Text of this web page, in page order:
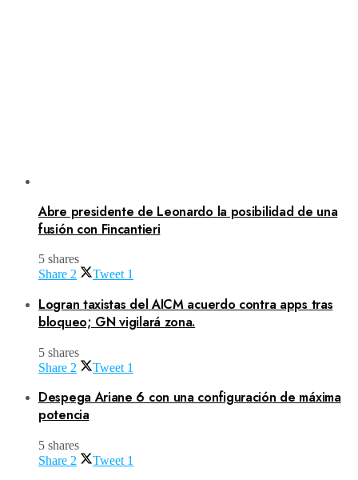
Abre presidente de Leonardo la posibilidad de una
fusión con Fincantieri
5 shares
Share 2 Tweet 1
Logran taxistas del AICM acuerdo contra apps tras
bloqueo; GN vigilará zona.
5 shares
Share 2 Tweet 1
Despega Ariane 6 con una configuración de máxima
potencia
5 shares
Share 2 Tweet 1